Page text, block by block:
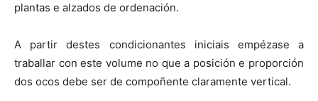
plantas e alzados de ordenación.
A partir destes condicionantes iniciais empézase a
traballar con este volume no que a posición e proporción
dos ocos debe ser de compoñente claramente vertical.